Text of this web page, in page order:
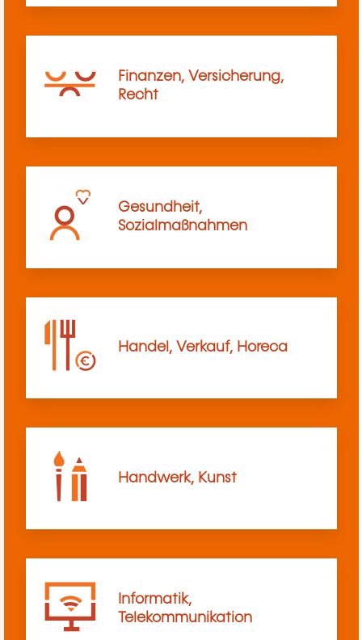
Finanzen, Versicherung,
Recht
Gesundheit,
Sozialmaßnahmen
Handel, Verkauf, Horeca
Handwerk, Kunst
Informatik,
Telekommunikation